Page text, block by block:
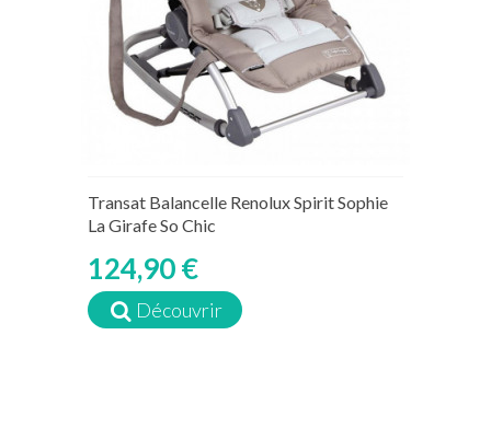
Transat Balancelle Renolux Spirit Sophie
La Girafe So Chic
124,90 €
Découvrir